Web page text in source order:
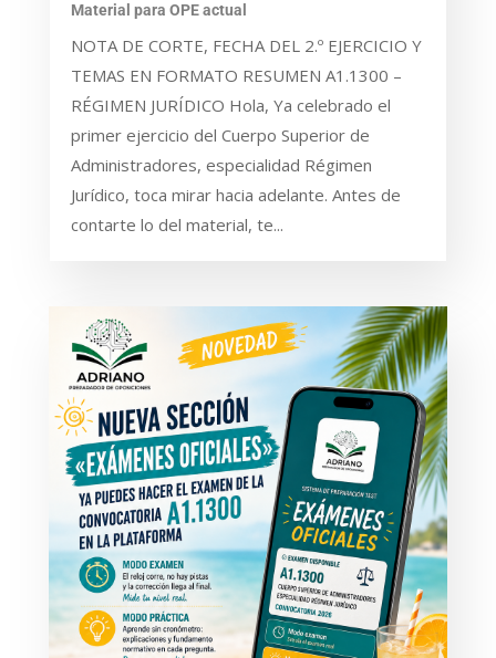
Material para OPE actual
NOTA DE CORTE, FECHA DEL 2.º EJERCICIO Y
TEMAS EN FORMATO RESUMEN A1.1300 –
RÉGIMEN JURÍDICO Hola, Ya celebrado el
primer ejercicio del Cuerpo Superior de
Administradores, especialidad Régimen
Jurídico, toca mirar hacia adelante. Antes de
contarte lo del material, te...